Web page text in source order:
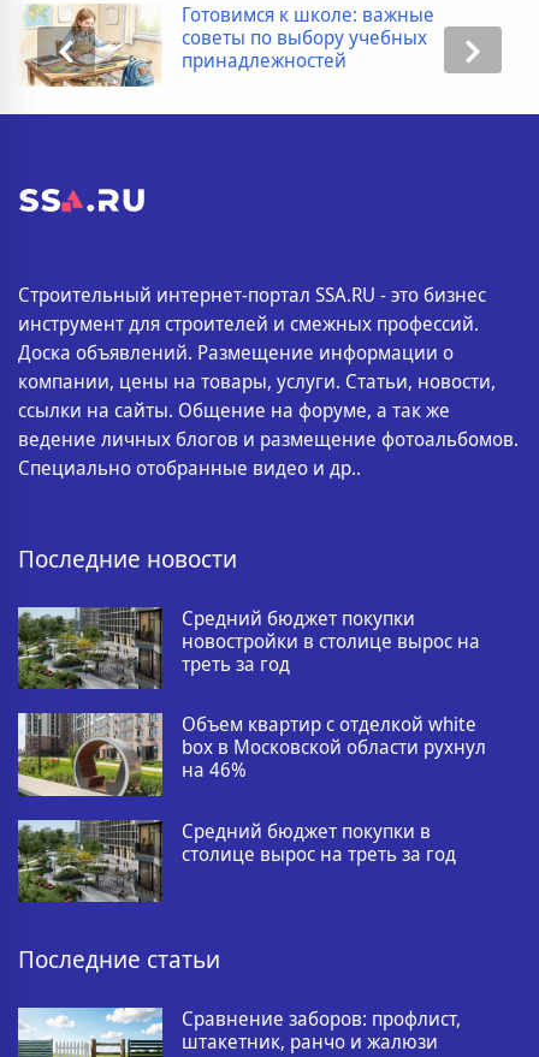
Готовимся к школе: важные
советы по выбору учебных
принадлежностей
Строительный интернет-портал SSA.RU - это бизнес
инструмент для строителей и смежных профессий.
Доска объявлений. Размещение информации о
компании, цены на товары, услуги. Статьи, новости,
ссылки на сайты. Общение на форуме, а так же
ведение личных блогов и размещение фотоальбомов.
Специально отобранные видео и др..
Последние новости
Средний бюджет покупки
новостройки в столице вырос на
треть за год
Объем квартир с отделкой white
box в Московской области рухнул
на 46%
Средний бюджет покупки в
столице вырос на треть за год
Последние статьи
Сравнение заборов: профлист,
штакетник, ранчо и жалюзи